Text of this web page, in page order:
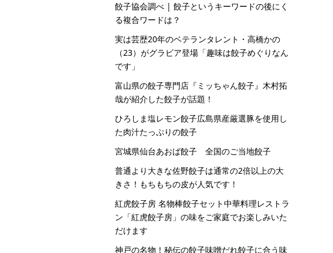
餃子協会調べ | 餃子というキーワードの後にく
る複合ワードは？
実は芸歴20年のベテランタレント・高橋かの
（23）がグラビア登場「趣味は餃子めぐりなん
です」
富山県の餃子専門店『ミッちゃん餃子』木村拓
哉が紹介した餃子が話題！
ひろしま塩レモン餃子広島県産厳選豚を使用し
た肉汁たっぷりの餃子
宮城県仙台あおば餃子 全国のご当地餃子
普通より大きな佐野餃子は通常の2倍以上の大
きさ！もちもちの皮が人気です！
紅虎餃子房 名物棒餃子セット中華料理レストラ
ン「紅虎餃子房」の味をご家庭でお楽しみいた
だけます
神戸の名物！秘伝の餃子味噌だれ餃子に合う味